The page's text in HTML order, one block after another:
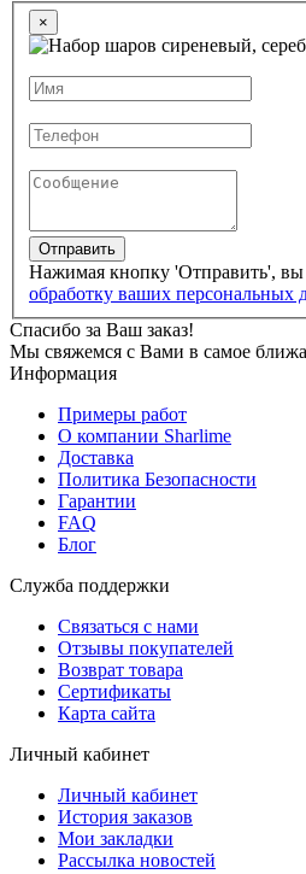
×
Отправить
Нажимая кнопку 'Отправить', вы
обработку ваших персональных
Спасибо за Ваш заказ!
Мы свяжемся с Вами в самое
Информация
Примеры работ
О компании Sharlime
Доставка
Политика Безопасности
Гарантии
FAQ
Блог
Служба поддержки
Связаться с нами
Отзывы покупателей
Возврат товара
Сертификаты
Карта сайта
Личный кабинет
Личный кабинет
История заказов
Мои закладки
Рассылка новостей